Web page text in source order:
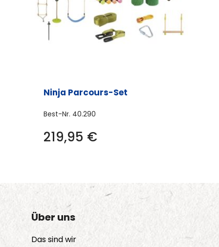
Ninja Parcours-Set
Best-Nr. 40.290
219,95 €
Über uns
Das sind wir